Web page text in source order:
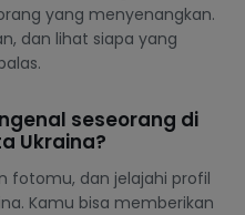
yang menyenangkan.
dan lihat siapa yang
seseorang di
Ukraina?
fotomu, dan jelajahi profil
Kamu bisa memberikan